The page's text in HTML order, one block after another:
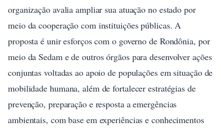
organização avalia ampliar sua atuação no estado por
meio da cooperação com instituições públicas. A
proposta é unir esforços com o governo de Rondônia, por
meio da Sedam e de outros órgãos para desenvolver ações
conjuntas voltadas ao apoio de populações em situação de
mobilidade humana, além de fortalecer estratégias de
prevenção, preparação e resposta a emergências
ambientais, com base em experiências e conhecimentos